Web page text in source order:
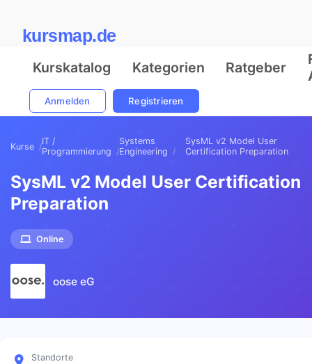
kursmap.de
Kurskatalog Kategorien Ratgeber
Anmelden Registrieren
Kurse
IT /
Programmierung
Systems
Engineering
SysML v2 Model User
Certification Preparation
SysML v2 Model User Certification
Preparation
Online
oose eG
Standorte